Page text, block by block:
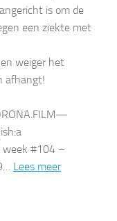
is om de
een ziekte met
weiger het
afhangt!
week #104 –
Lees meer